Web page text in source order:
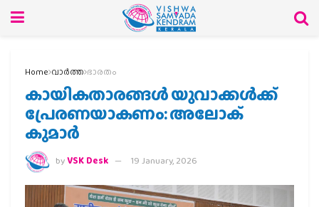
Home വാര്‍ത്ത ഭാരതം
കായികതാരങ്ങള്‍ യുവാക്കള്‍ക്ക്
പ്രേരണയാകണം: അലോക്
കുമാര്‍
byVSK Desk 19 January, 2026